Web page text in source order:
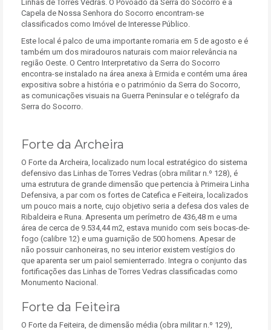
Linhas de Torres Vedras. O Povoado da Serra do Socorro e a
Capela de Nossa Senhora do Socorro encontram-se
classificados como Imóvel de Interesse Público.
Este local é palco de uma importante romaria em 5 de agosto e é
também um dos miradouros naturais com maior relevância na
região Oeste. O Centro Interpretativo da Serra do Socorro
encontra-se instalado na área anexa à Ermida e contém uma área
expositiva sobre a história e o património da Serra do Socorro,
as comunicações visuais na Guerra Peninsular e o telégrafo da
Serra do Socorro.
Forte da Archeira
O Forte da Archeira, localizado num local estratégico do sistema
defensivo das Linhas de Torres Vedras (obra militar n.º 128), é
uma estrutura de grande dimensão que pertencia à Primeira Linha
Defensiva, a par com os fortes de Catefica e Feiteira, localizados
um pouco mais a norte, cujo objetivo seria a defesa dos vales de
Ribaldeira e Runa. Apresenta um perímetro de 436,48 m e uma
área de cerca de 9.534,44 m2, estava munido com seis bocas-de-
fogo (calibre 12) e uma guarnição de 500 homens. Apesar de
não possuir canhoneiras, no seu interior existem vestígios do
que aparenta ser um paiol semienterrado. Integra o conjunto das
fortificações das Linhas de Torres Vedras classificadas como
Monumento Nacional.
Forte da Feiteira
O Forte da Feiteira, de dimensão média (obra militar n.º 129),